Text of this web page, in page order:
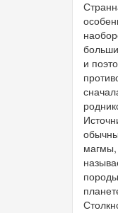
и
магмы,